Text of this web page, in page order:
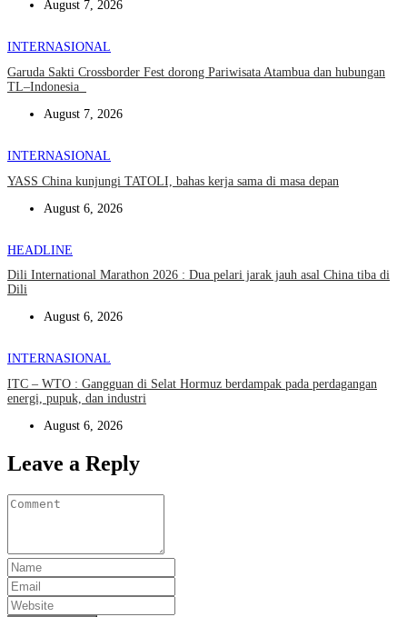
August 7, 2026
INTERNASIONAL
Garuda Sakti Crossborder Fest dorong Pariwisata Atambua dan hubungan
TL–Indonesia
August 7, 2026
INTERNASIONAL
YASS China kunjungi TATOLI, bahas kerja sama di masa depan
August 6, 2026
HEADLINE
Dili International Marathon 2026 : Dua pelari jarak jauh asal China tiba di
Dili
August 6, 2026
INTERNASIONAL
ITC – WTO : Gangguan di Selat Hormuz berdampak pada perdagangan
energi, pupuk, dan industri
August 6, 2026
Leave a Reply